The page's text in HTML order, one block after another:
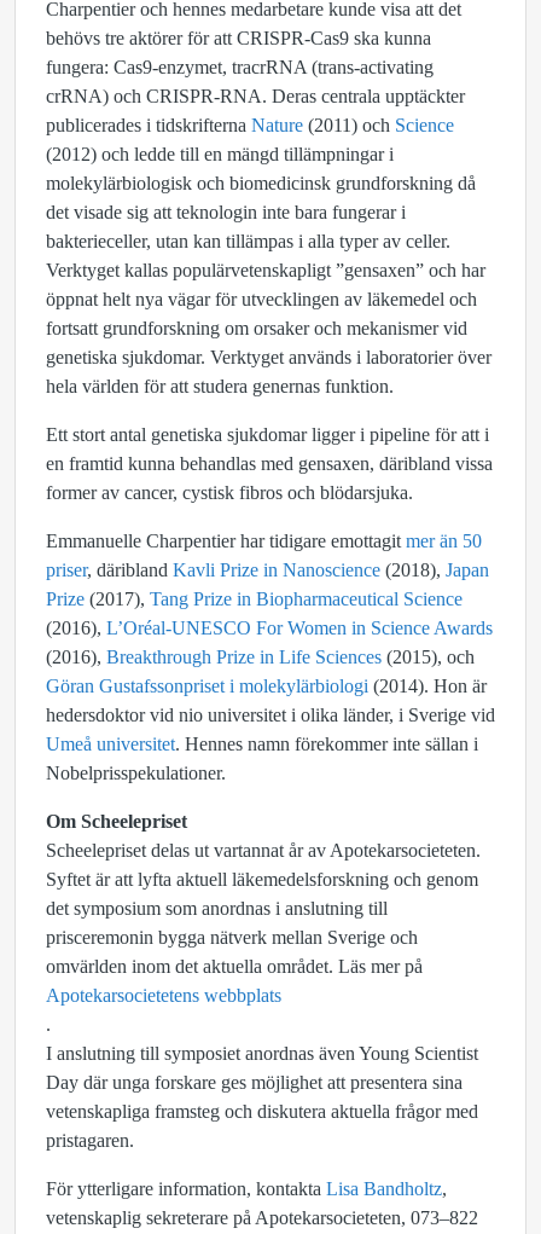
Charpentier och hennes medarbetare kunde visa att det
behövs tre aktörer för att CRISPR-Cas9 ska kunna
fungera: Cas9-enzymet, tracrRNA (trans-activating
crRNA) och CRISPR-RNA. Deras centrala upptäckter
publicerades i tidskrifterna Nature (2011) och Science
(2012) och ledde till en mängd tillämpningar i
molekylärbiologisk och biomedicinsk grundforskning då
det visade sig att teknologin inte bara fungerar i
bakterieceller, utan kan tillämpas i alla typer av celler.
Verktyget kallas populärvetenskapligt ”gensaxen” och har
öppnat helt nya vägar för utvecklingen av läkemedel och
fortsatt grundforskning om orsaker och mekanismer vid
genetiska sjukdomar. Verktyget används i laboratorier över
hela världen för att studera genernas funktion.
Ett stort antal genetiska sjukdomar ligger i pipeline för att i
en framtid kunna behandlas med gensaxen, däribland vissa
former av cancer, cystisk fibros och blödarsjuka.
Emmanuelle Charpentier har tidigare emottagit mer än 50
priser, däribland Kavli Prize in Nanoscience (2018), Japan
Prize (2017), Tang Prize in Biopharmaceutical Science
(2016), L’Oréal-UNESCO For Women in Science Awards
(2016), Breakthrough Prize in Life Sciences (2015), och
Göran Gustafssonpriset i molekylärbiologi (2014). Hon är
hedersdoktor vid nio universitet i olika länder, i Sverige vid
Umeå universitet. Hennes namn förekommer inte sällan i
Nobelprisspekulationer.
Om Scheelepriset
Scheelepriset delas ut vartannat år av Apotekarsocieteten.
Syftet är att lyfta aktuell läkemedelsforskning och genom
det symposium som anordnas i anslutning till
prisceremonin bygga nätverk mellan Sverige och
omvärlden inom det aktuella området. Läs mer på
Apotekarsocietetens webbplats
.
I anslutning till symposiet anordnas även Young Scientist
Day där unga forskare ges möjlighet att presentera sina
vetenskapliga framsteg och diskutera aktuella frågor med
pristagaren.
För ytterligare information, kontakta Lisa Bandholtz,
vetenskaplig sekreterare på Apotekarsocieteten, 073–822